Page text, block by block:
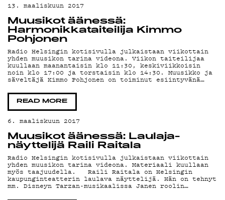
13. maaliskuun 2017
Muusikot äänessä:
Harmonikkataiteilija Kimmo
Pohjonen
Radio Helsingin kotisivulla julkaistaan viikottain
yhden muusikon tarina videona. Viikon taiteilijaa
kuullaan maanantaisin klo 11:30, keskiviikkoisin
noin klo 17:00 ja torstaisin klo 14:30. Muusikko ja
säveltäjä Kimmo Pohjonen on toiminut esiintyvänä…
READ MORE
6. maaliskuun 2017
Muusikot äänessä: Laulaja-
näyttelijä Raili Raitala
Radio Helsingin kotisivulla julkaistaan viikottain
yhden muusikon tarina videona. Materiaali kuullaan
myös taajuudella. Raili Raitala on Helsingin
kaupunginteatterin laulava näyttelijä. Hän on tehnyt
mm. Disneyn Tarzan-musikaalissa Janen roolin…